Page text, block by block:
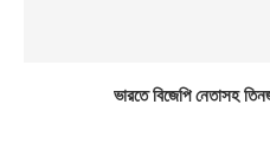
ভারতে বিজেপি নেতাসহ